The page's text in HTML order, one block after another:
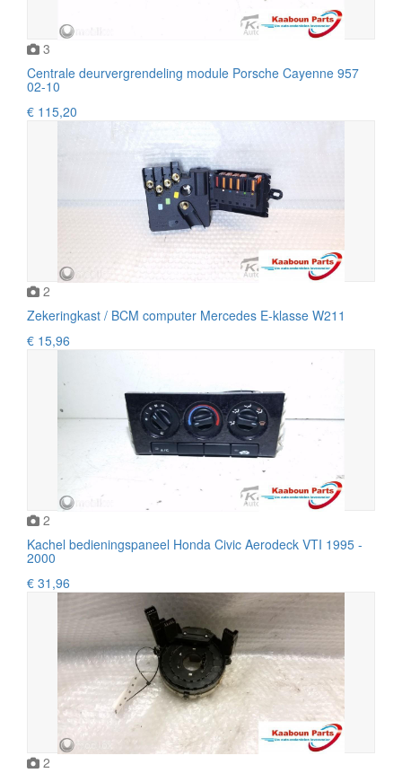
3
Centrale deurvergrendeling module Porsche Cayenne 957
02-10
€ 115,20
2
Zekeringkast / BCM computer Mercedes E-klasse W211
€ 15,96
2
Kachel bedieningspaneel Honda Civic Aerodeck VTI 1995 -
2000
€ 31,96
2